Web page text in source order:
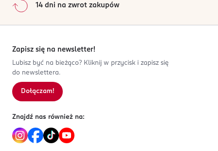
14 dni na zwrot zakupów
Zapisz się na newsletter!
Lubisz być na bieżąco? Kliknij w przycisk i zapisz się
do newslettera.
Dołączam!
Znajdź nas również na: